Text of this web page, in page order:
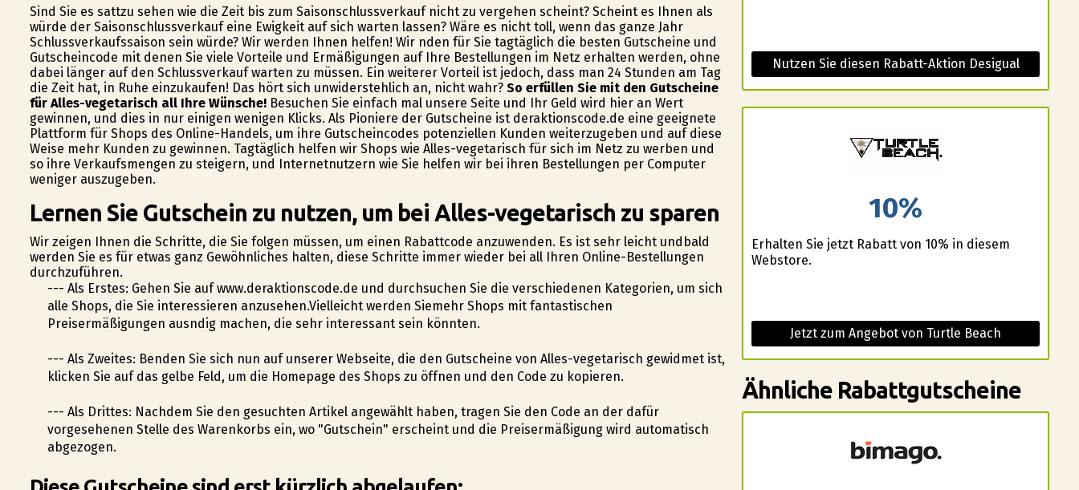
Sind Sie es sattzu sehen wie die Zeit bis zum Saisonschlussverkauf nicht zu vergehen scheint? Scheint es Ihnen als
würde der Saisonschlussverkauf eine Ewigkeit auf sich warten lassen? Wäre es nicht toll, wenn das ganze Jahr
Schlussverkaufssaison sein würde? Wir werden Ihnen helfen! Wir finden für Sie tagtäglich die besten Gutscheine und
Gutscheincode mit denen Sie viele Vorteile und Ermäßigungen auf Ihre Bestellungen im Netz erhalten werden, ohne
dabei länger auf den Schlussverkauf warten zu müssen. Ein weiterer Vorteil ist jedoch, dass man 24 Stunden am Tag
die Zeit hat, in Ruhe einzukaufen! Das hört sich unwiderstehlich an, nicht wahr? So erfüllen Sie mit den Gutscheine
für Alles-vegetarisch all Ihre Wünsche!Besuchen Sie einfach mal unsere Seite und Ihr Geld wird hier an Wert
gewinnen, und dies in nur einigen wenigen Klicks. Als Pioniere der Gutscheine ist deraktionscode.de eine geeignete
Plattform für Shops des Online-Handels, um ihre Gutscheincodes potenziellen Kunden weiterzugeben und auf diese
Weise mehr Kunden zu gewinnen. Tagtäglich helfen wir Shops wie Alles-vegetarisch für sich im Netz zu werben und
so ihre Verkaufsmengen zu steigern, und Internetnutzern wie Sie helfen wir bei ihren Bestellungen per Computer
weniger auszugeben.
Lernen Sie Gutschein zu nutzen, um bei Alles-vegetarisch zu sparen
Wir zeigen Ihnen die Schritte, die Sie folgen müssen, um einen Rabattcode anzuwenden. Es ist sehr leicht undbald
werden Sie es für etwas ganz Gewöhnliches halten, diese Schritte immer wieder bei all Ihren Online-Bestellungen
durchzuführen.
--- Als Erstes: Gehen Sie auf www.deraktionscode.de und durchsuchen Sie die verschiedenen Kategorien, um sich
alle Shops, die Sie interessieren anzusehen.Vielleicht werden Siemehr Shops mit fantastischen
Preisermäßigungen ausfindig machen, die sehr interessant sein könnten.
--- Als Zweites: Befinden Sie sich nun auf unserer Webseite, die den Gutscheine von Alles-vegetarisch gewidmet ist,
klicken Sie auf das gelbe Feld, um die Homepage des Shops zu öffnen und den Code zu kopieren.
--- Als Drittes: Nachdem Sie den gesuchten Artikel angewählt haben, tragen Sie den Code an der dafür
vorgesehenen Stelle des Warenkorbs ein, wo "Gutschein" erscheint und die Preisermäßigung wird automatisch
abgezogen.
Nutzen Sie diesen Rabatt-Aktion Desigual
10%
Erhalten Sie jetzt Rabatt von 10% in diesem
Webstore.
Jetzt zum Angebot von Turtle Beach
Ähnliche Rabattgutscheine